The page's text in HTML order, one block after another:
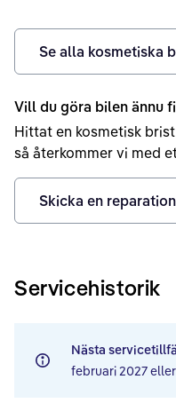
Se alla kosmetiska
Vill du göra bilen ännu
Hittat en kosmetisk
så återkommer vi med
Skicka en
Servicehistorik
Nästa
februari 2027